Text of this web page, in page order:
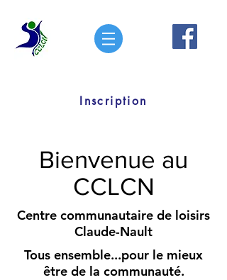
Inscription
Bienvenue au
CCLCN
Centre communautaire de loisirs
Claude-Nault
Tous ensemble...pour le mieux
être de la communauté.